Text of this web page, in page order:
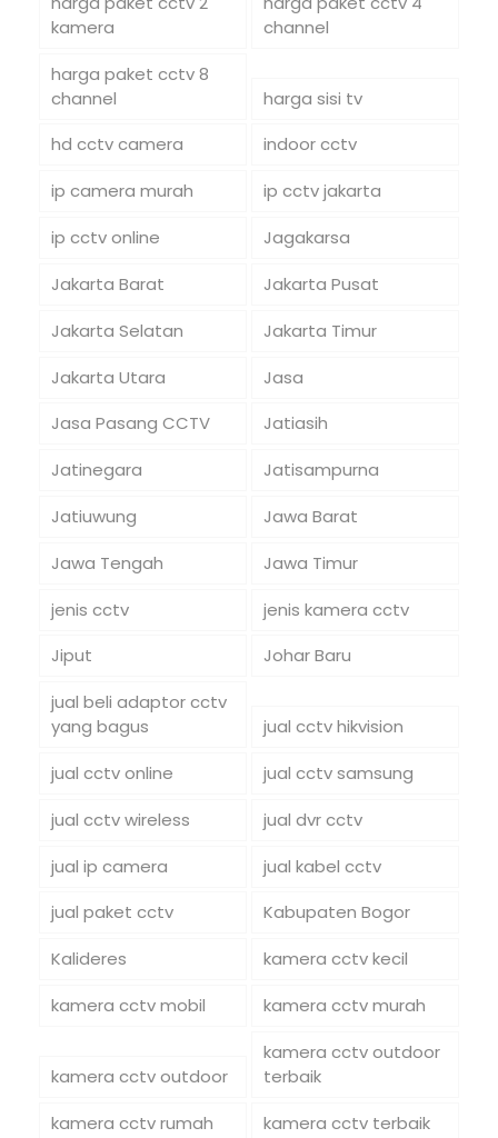
kamera
channel
harga paket cctv 8
channel
harga sisi tv
hd cctv camera
indoor cctv
ip camera murah
ip cctv jakarta
ip cctv online
Jagakarsa
Jakarta Barat
Jakarta Pusat
Jakarta Selatan
Jakarta Timur
Jakarta Utara
Jasa
Jasa Pasang CCTV
Jatiasih
Jatinegara
Jatisampurna
Jatiuwung
Jawa Barat
Jawa Tengah
Jawa Timur
jenis cctv
jenis kamera cctv
Jiput
Johar Baru
jual beli adaptor cctv
yang bagus
jual cctv hikvision
jual cctv online
jual cctv samsung
jual cctv wireless
jual dvr cctv
jual ip camera
jual kabel cctv
jual paket cctv
Kabupaten Bogor
Kalideres
kamera cctv kecil
kamera cctv mobil
kamera cctv murah
kamera cctv outdoor
kamera cctv outdoor
terbaik
kamera cctv rumah
kamera cctv terbaik